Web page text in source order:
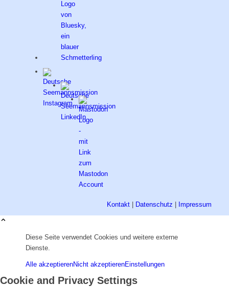
Kontakt Datenschutz Impressum
Diese Seite verwendet Cookies und weitere externe
Dienste.
Alle akzeptierenNicht akzeptierenEinstellungen
Cookie and Privacy Settings